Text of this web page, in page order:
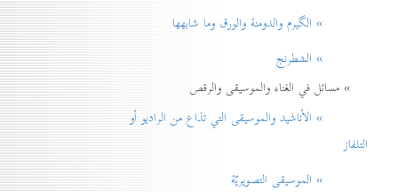
» الگيرم والدومنة والورق وما شابهها
» الشطرنج
» مسائل في الغناء والموسيقى والرقص
» الأناشيد والموسيقی التي تذاع من الراديو أو
التلفاز
» الموسيقى التصويريّة